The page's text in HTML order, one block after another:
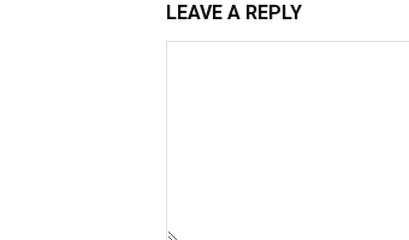
LEAVE A REPLY